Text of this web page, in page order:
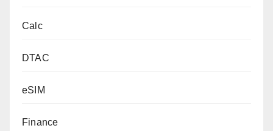
Calc
DTAC
eSIM
Finance